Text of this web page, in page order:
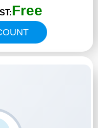
Free